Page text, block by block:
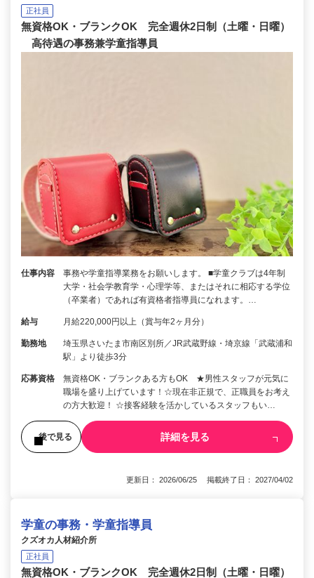
正社員
無資格OK・ブランクOK 完全週休2日制（土曜・日曜）
高待遇の事務兼学童指導員
仕事内容
事務や学童指導業務をお願いします。 ■学童クラブは4年制
大学・社会学教育学・心理学等、またはそれに相応する学位
（卒業者）であれば有資格者指導員になれます。…
給与 月給220,000円以上（賞与年2ヶ月分）
勤務地
埼玉県さいたま市南区別所／JR武蔵野線・埼京線「武蔵浦和
駅」より徒歩3分
応募資格
無資格OK・ブランクある方もOK ★男性スタッフが元気に
職場を盛り上げています！☆現在非正規で、正職員をお考え
の方大歓迎！ ☆接客経験を活かしているスタッフもい…
後で見る 詳細を見る
更新日： 2026/06/25 掲載終了日： 2027/04/02
学童の事務・学童指導員
クズオカ人材紹介所
正社員
無資格OK・ブランクOK 完全週休2日制（土曜・日曜）